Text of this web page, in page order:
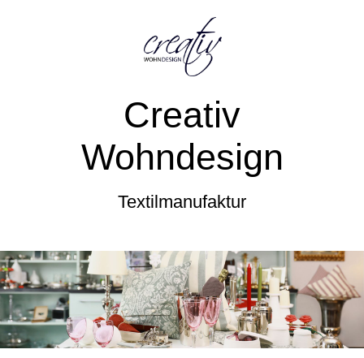
Creativ
Wohndesign
Textilmanufaktur